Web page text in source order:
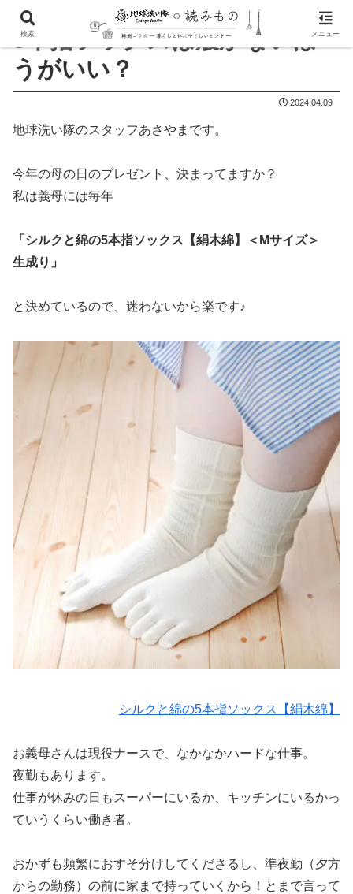
5本指ソックスは履かないほ
うがいい？
2024.04.09
地球洗い隊のスタッフあさやまです。
今年の母の日のプレゼント、決まってますか？
私は義母には毎年
「シルクと綿の5本指ソックス【絹木綿】＜Mサイズ＞
生成り」
と決めているので、迷わないから楽です♪
シルクと綿の5本指ソックス【絹木綿】
お義母さんは現役ナースで、なかなかハードな仕事。
夜勤もあります。
仕事が休みの日もスーパーにいるか、キッチンにいるかっ
ていうくらい働き者。
おかずも頻繁におすそ分けしてくださるし、準夜勤（夕方
からの勤務）の前に家まで持っていくから！とまで言って
検索 メニュー